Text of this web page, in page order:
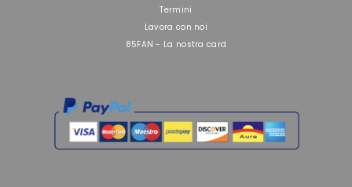
Termini
Lavora con noi
85FAN - La nostra card